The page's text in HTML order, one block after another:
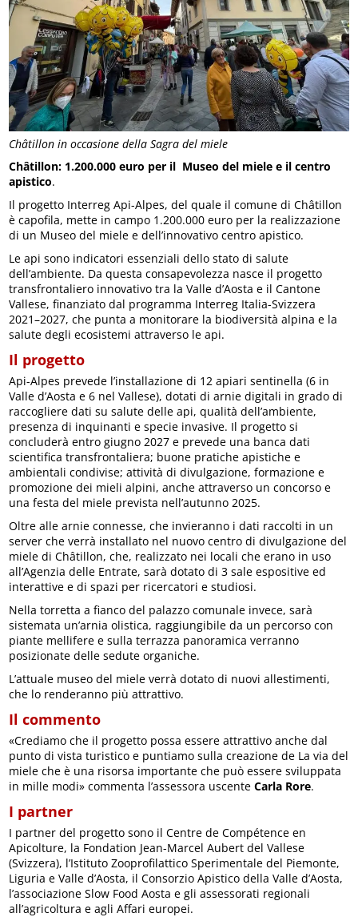
Châtillon in occasione della Sagra del miele
Châtillon: 1.200.000 euro per il Museo del miele e il centro
apistico.
Il progetto Interreg Api-Alpes, del quale il comune di Châtillon
è capofila, mette in campo 1.200.000 euro per la realizzazione
di un Museo del miele e dell’innovativo centro apistico.
Le api sono indicatori essenziali dello stato di salute
dell’ambiente. Da questa consapevolezza nasce il progetto
transfrontaliero innovativo tra la Valle d’Aosta e il Cantone
Vallese, finanziato dal programma Interreg Italia-Svizzera
2021–2027, che punta a monitorare la biodiversità alpina e la
salute degli ecosistemi attraverso le api.
Il progetto
Api-Alpes prevede l’installazione di 12 apiari sentinella (6 in
Valle d’Aosta e 6 nel Vallese), dotati di arnie digitali in grado di
raccogliere dati su salute delle api, qualità dell’ambiente,
presenza di inquinanti e specie invasive. Il progetto si
concluderà entro giugno 2027 e prevede una banca dati
scientifica transfrontaliera; buone pratiche apistiche e
ambientali condivise; attività di divulgazione, formazione e
promozione dei mieli alpini, anche attraverso un concorso e
una festa del miele prevista nell’autunno 2025.
Oltre alle arnie connesse, che invieranno i dati raccolti in un
server che verrà installato nel nuovo centro di divulgazione del
miele di Châtillon, che, realizzato nei locali che erano in uso
all’Agenzia delle Entrate, sarà dotato di 3 sale espositive ed
interattive e di spazi per ricercatori e studiosi.
Nella torretta a fianco del palazzo comunale invece, sarà
sistemata un’arnia olistica, raggiungibile da un percorso con
piante mellifere e sulla terrazza panoramica verranno
posizionate delle sedute organiche.
L’attuale museo del miele verrà dotato di nuovi allestimenti,
che lo renderanno più attrattivo.
Il commento
«Crediamo che il progetto possa essere attrattivo anche dal
punto di vista turistico e puntiamo sulla creazione de La via del
miele che è una risorsa importante che può essere sviluppata
in mille modi» commenta l’assessora uscenteCarla Rore.
I partner
I partner del progetto sono il Centre de Compétence en
Apicolture, la Fondation Jean-Marcel Aubert del Vallese
(Svizzera), l’Istituto Zooprofilattico Sperimentale del Piemonte,
Liguria e Valle d’Aosta, il Consorzio Apistico della Valle d’Aosta,
l’associazione Slow Food Aosta e gli assessorati regionali
all’agricoltura e agli Affari europei.